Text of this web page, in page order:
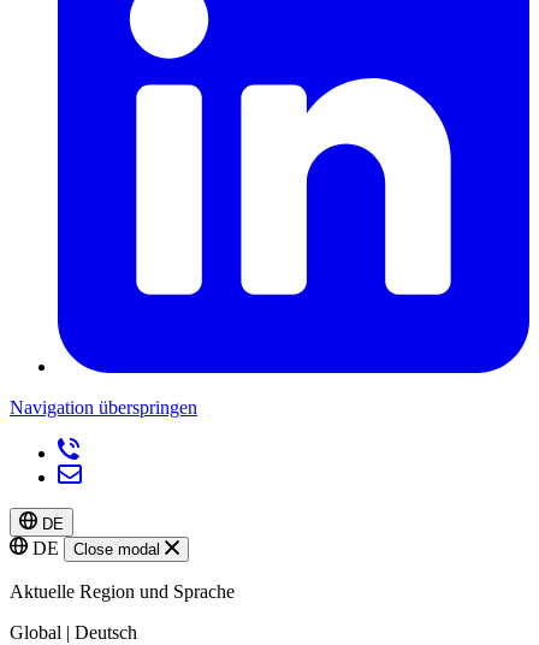
Navigation überspringen
DE
DE Close modal
Aktuelle Region und Sprache
Global | Deutsch